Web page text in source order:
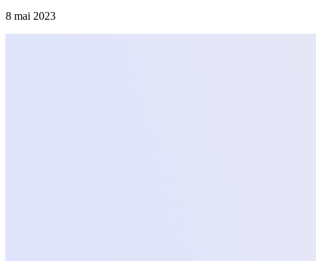
8 mai 2023